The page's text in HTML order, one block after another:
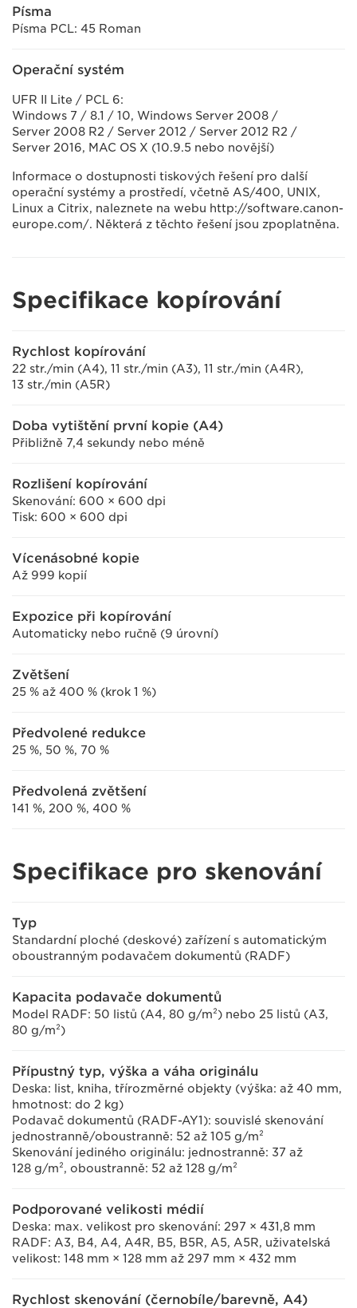
Písma
Písma PCL: 45 Roman
Operační systém
UFR II Lite / PCL 6:
Windows 7 / 8.1 / 10, Windows Server 2008 /
Server 2008 R2 / Server 2012 / Server 2012 R2 /
Server 2016, MAC OS X (10.9.5 nebo novější)
Informace o dostupnosti tiskových řešení pro další
operační systémy a prostředí, včetně AS/400, UNIX,
Linux a Citrix, naleznete na webu http://software.canon-
europe.com/. Některá z těchto řešení jsou zpoplatněna.
Specifikace kopírování
Rychlost kopírování
22 str./min (A4), 11 str./min (A3), 11 str./min (A4R),
13 str./min (A5R)
Doba vytištění první kopie (A4)
Přibližně 7,4 sekundy nebo méně
Rozlišení kopírování
Skenování: 600 × 600 dpi
Tisk: 600 × 600 dpi
Vícenásobné kopie
Až 999 kopií
Expozice při kopírování
Automaticky nebo ručně (9 úrovní)
Zvětšení
25 % až 400 % (krok 1 %)
Předvolené redukce
25 %, 50 %, 70 %
Předvolená zvětšení
141 %, 200 %, 400 %
Specifikace pro skenování
Typ
Standardní ploché (deskové) zařízení s automatickým
oboustranným podavačem dokumentů (RADF)
Kapacita podavače dokumentů
Model RADF: 50 listů (A4, 80 g/m²) nebo 25 listů (A3,
80 g/m²)
Přípustný typ, výška a váha originálu
Deska: list, kniha, třírozměrné objekty (výška: až 40 mm,
hmotnost: do 2 kg)
Podavač dokumentů (RADF-AY1): souvislé skenování
jednostranně/oboustranně: 52 až 105 g/m²
Skenování jediného originálu: jednostranně: 37 až
128 g/m², oboustranně: 52 až 128 g/m²
Podporované velikosti médií
Deska: max. velikost pro skenování: 297 × 431,8 mm
RADF: A3, B4, A4, A4R, B5, B5R, A5, A5R, uživatelská
velikost: 148 mm × 128 mm až 297 mm × 432 mm
Rychlost skenování (černobíle/barevně, A4)